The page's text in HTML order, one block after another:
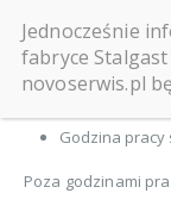
tygodniu.
W godzinach pracy
Godzina pracy
Poza godzinami
Jednocześnie
fabryce
novoserwis.pl